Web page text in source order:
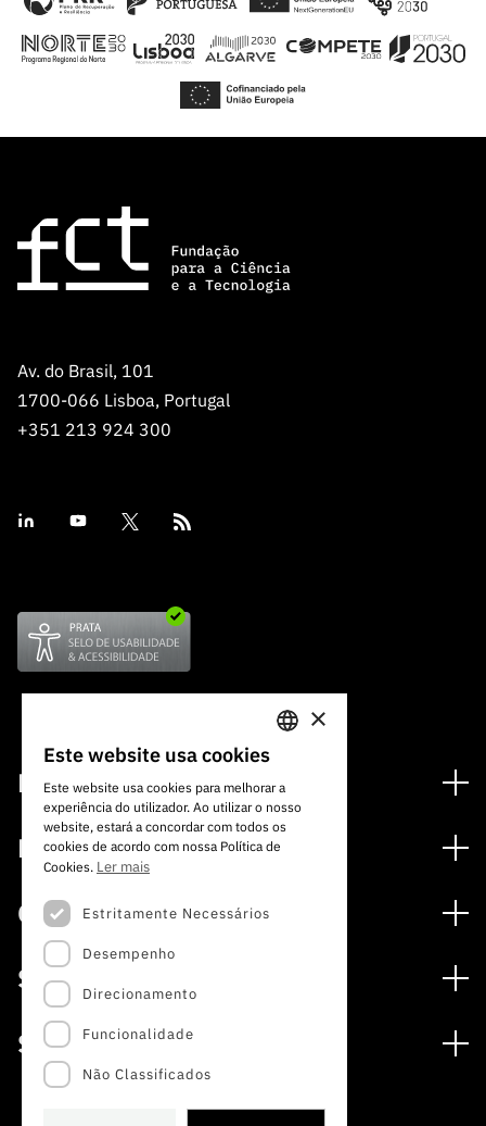
Av. do Brasil, 101
1700-066 Lisboa, Portugal
+351 213 924 300
Financiamento
Programas de Financiamento
Internacional
Prémios
Media
Notas de Imprensa
Subscrever Newsletter
Subscrever Direct Mail de Concursos
Agenda
Publicações
Concursos
Concursos Abertos
Concursos Previstos
Concursos Fechados
Calendarização FCT 2026
Serviços
Serviços digitais: Tecnologia para o Conhecimento
Arquivo, Documentação e Informação
Acesso a dados estatísticos para fins científicos –
Sobre
A FCT
PORTUGUESE
ENGLISH
×
Este website usa cookies
Este website usa cookies para melhorar a
experiência do utilizador. Ao utilizar o nosso
website, estará a concordar com todos os
cookies de acordo com nossa Política de
Cookies. Ler mais
Estritamente Necessários
Desempenho
Direcionamento
Funcionalidade
Não Classificados